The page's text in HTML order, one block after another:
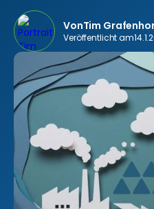
VonTim
Veröffentlicht am